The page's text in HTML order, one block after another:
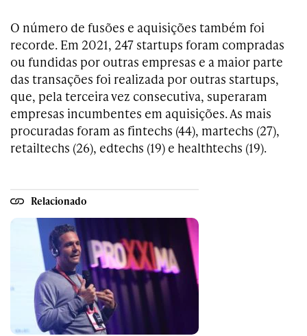
O número de fusões e aquisições também foi
recorde. Em 2021, 247 startups foram compradas
ou fundidas por outras empresas e a maior parte
das transações foi realizada por outras startups,
que, pela terceira vez consecutiva, superaram
empresas incumbentes em aquisições. As mais
procuradas foram as fintechs (44), martechs (27),
retailtechs (26), edtechs (19) e healthtechs (19).
Relacionado